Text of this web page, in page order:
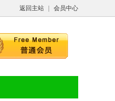
返回主站 会员中心